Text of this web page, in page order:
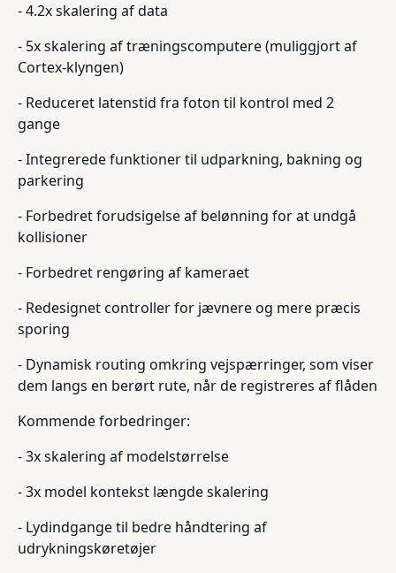
- 4.2x skalering af data
- 5x skalering af træningscomputere (muliggjort af
Cortex-klyngen)
- Reduceret latenstid fra foton til kontrol med 2
gange
- Integrerede funktioner til udparkning, bakning og
parkering
- Forbedret forudsigelse af belønning for at undgå
kollisioner
- Forbedret rengøring af kameraet
- Redesignet controller for jævnere og mere præcis
sporing
- Dynamisk routing omkring vejspærringer, som viser
dem langs en berørt rute, når de registreres af flåden
Kommende forbedringer:
- 3x skalering af modelstørrelse
- 3x model kontekst længde skalering
- Lydindgange til bedre håndtering af
udrykningskøretøjer